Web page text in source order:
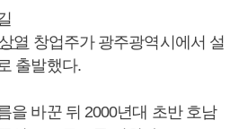
열 창업주가 광주광역시에서 설
출발했다.
을 바꾼 뒤 2000년대 초반 호남